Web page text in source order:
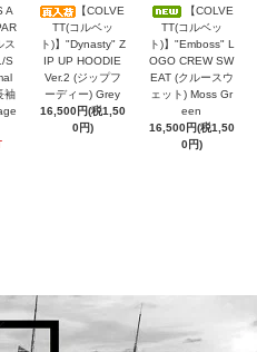
A
ス
S
袖
【COLVE
TT(コルベッ
ト)】"Dynasty" Z
IP UP HOODIE
Ver.2 (ジップフ
ーディー) Grey
16,500円(税1,50
0円)
【COLVE
TT(コルベッ
ト)】"Emboss" L
OGO CREW SW
EAT (クルースウ
ェット) Moss Gr
een
16,500円(税1,50
0円)